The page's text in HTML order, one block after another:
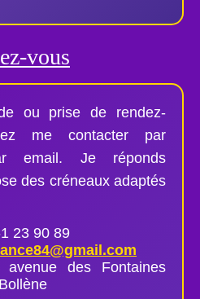
vous
ou prise de rendez-
me contacter par
email. Je réponds
des créneaux adaptés
23 90 89
avenue des Fontaines